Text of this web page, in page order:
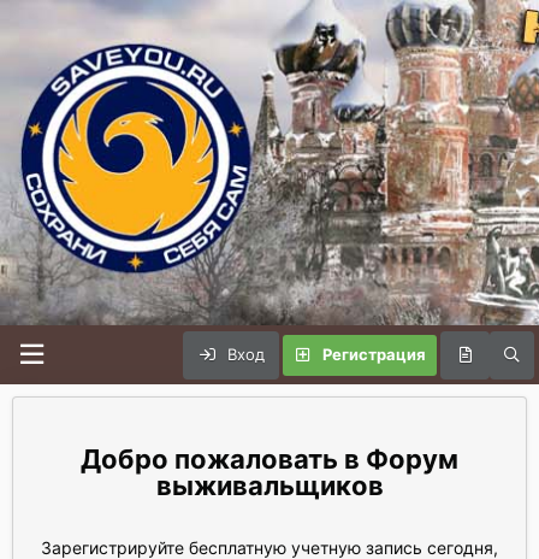
Вход Регистрация
Форум
выживальщиков
Зарегистрируйте бесплатную учетную запись сегодня,